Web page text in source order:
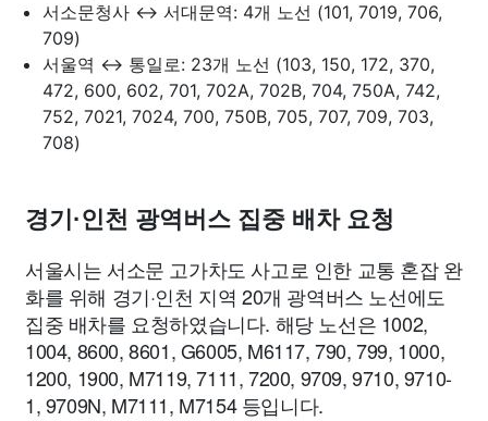
서소문청사 ↔ 서대문역: 4개 노선 (101, 7019, 706,
709)
서울역 ↔ 통일로: 23개 노선 (103, 150, 172, 370,
472, 600, 602, 701, 702A, 702B, 704, 750A, 742,
752, 7021, 7024, 700, 750B, 705, 707, 709, 703,
708)
경기·인천 광역버스 집중 배차 요청
서울시는 서소문 고가차도 사고로 인한 교통 혼잡 완
화를 위해 경기·인천 지역 20개 광역버스 노선에도
집중 배차를 요청하였습니다. 해당 노선은 1002,
1004, 8600, 8601, G6005, M6117, 790, 799, 1000,
1200, 1900, M7119, 7111, 7200, 9709, 9710, 9710-
1, 9709N, M7111, M7154 등입니다.